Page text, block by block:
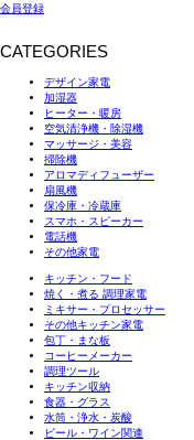
会員登録
CATEGORIES
デザイン家電
加湿器
ヒーター・暖房
空気清浄機・除湿機
マッサージ・美容
掃除機
アロマディフューザー
扇風機
保冷庫・冷蔵庫
スマホ・スピーカー
電話機
その他家電
キッチン・フード
焼く・煮る 調理家電
ミキサー・プロセッサー
その他キッチン家電
包丁・まな板
コーヒーメーカー
調理ツール
キッチン収納
食器・グラス
水筒・浄水・炭酸
ビール・ワイン関連